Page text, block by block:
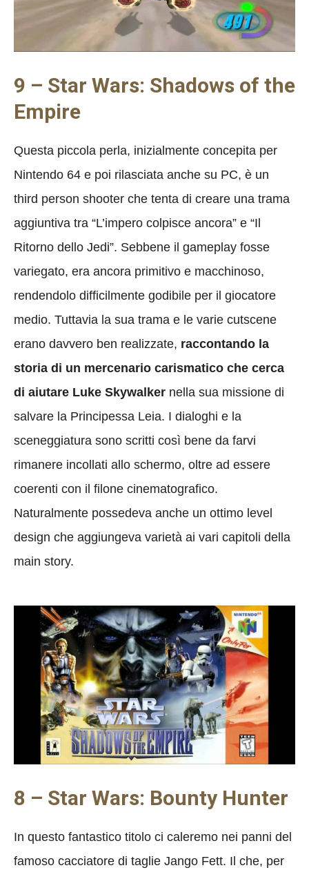
9 – Star Wars: Shadows of the
Empire
Questa piccola perla, inizialmente concepita per
Nintendo 64 e poi rilasciata anche su PC, è un
third person shooter che tenta di creare una trama
aggiuntiva tra “L’impero colpisce ancora” e “Il
Ritorno dello Jedi”. Sebbene il gameplay fosse
variegato, era ancora primitivo e macchinoso,
rendendolo difficilmente godibile per il giocatore
medio. Tuttavia la sua trama e le varie cutscene
erano davvero ben realizzate, raccontando la
storia di un mercenario carismatico che cerca
di aiutare Luke Skywalker nella sua missione di
salvare la Principessa Leia. I dialoghi e la
sceneggiatura sono scritti così bene da farvi
rimanere incollati allo schermo, oltre ad essere
coerenti con il filone cinematografico.
Naturalmente possedeva anche un ottimo level
design che aggiungeva varietà ai vari capitoli della
main story.
8 – Star Wars: Bounty Hunter
In questo fantastico titolo ci caleremo nei panni del
famoso cacciatore di taglie Jango Fett. Il che, per